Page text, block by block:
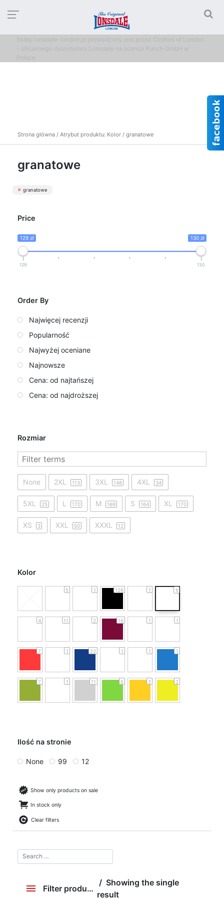
Strona główna / Atrybut produktu: Kolor / granatowe
granatowe
granatowe
Price
129 zł 130 zł
129 130
Order By
Najwięcej recenzji
Popularność
Najwyżej oceniane
Najnowsze
Cena: od najtańszej
Cena: od najdroższej
Rozmiar
None 2XL 113 3XL 148 4XL 34
5XL 25 L 170 M 169 S 164 XL 170
XS 3 XXL 50 XXXL 12
Kolor
5 1 126 1 1
4 11 2 16 1 1
7 1 22 1 1 1
7 1 11 5 2 2
Ilość na stronie
None 99 12
Show only products on sale
In stock only
Clear filters
Filter products
Showing the single
result